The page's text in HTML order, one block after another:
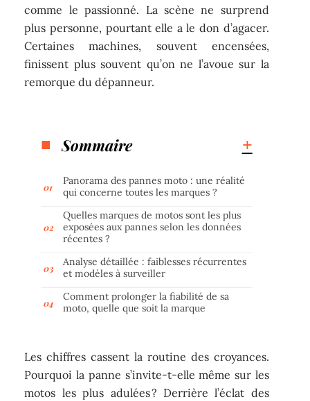
comme le passionné. La scène ne surprend
plus personne, pourtant elle a le don d’agacer.
Certaines machines, souvent encensées,
finissent plus souvent qu’on ne l’avoue sur la
remorque du dépanneur.
Sommaire
Panorama des pannes moto : une réalité
qui concerne toutes les marques ?
Quelles marques de motos sont les plus
exposées aux pannes selon les données
récentes ?
Analyse détaillée : faiblesses récurrentes
et modèles à surveiller
Comment prolonger la fiabilité de sa
moto, quelle que soit la marque
Les chiffres cassent la routine des croyances.
Pourquoi la panne s’invite-t-elle même sur les
motos les plus adulées ? Derrière l’éclat des